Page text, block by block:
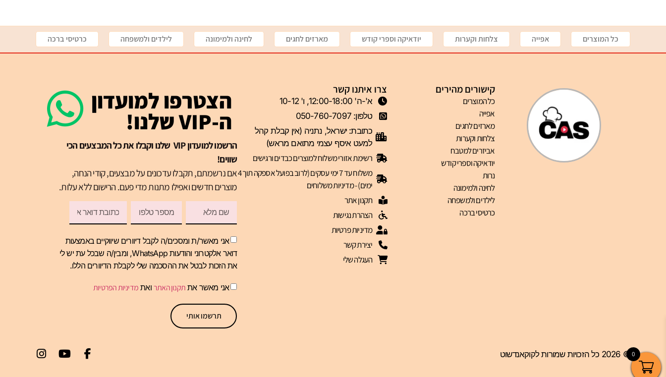
0
כל המוצרים אפייה צלחות וקערות יודאיקה וספרי קודש מארזים לחגים לחינה ולמימונה לילדים ולמשפחה כרטיסי ברכה
קישורים מהירים
כל המוצרים
אפייה
מארזים לחגים
צלחות וקערות
אביזרים למטבח
יודאיקה וספרי קודש
נרות
לחינה ולמימונה
לילדים ולמשפחה
כרטיסי ברכה
צרו איתנו קשר
א'-ה' 12:00-18:00, ו' 10-12
טלפון: 050-760-7097
כתובת: ישראל, נתניה (אין קבלת קהל
למעט איסף עצמי מתואם מראש)
רשימת אזורי משלוח למוצרים כבדים ורגישים
משלוח עד 7 ימי עסקים (לרוב בפועל אספקה תוך 4
ימים) - מדיניות משלוחים
תקנון אתר
הצהרת נגישות
מדיניות פרטיות
יצירת קשר
העגלה שלי
הצטרפו למועדון
ה-VIP שלנו!
הרשמו למועדון VIP שלנו וקבלו את כל המבצעים הכי
שווים!
אם נרשמתם, תקבלו עדכונים על מבצעים, קודי הנחה,
מוצרים חדשים ואפילו מתנות מדי פעם. הרישום ללא עלות.
אני מאשר/ת ומסכים/ה לקבל דיוורים שיווקיים באמצעות
דואר אלקטרוני והודעות WhatsApp, ומבין/ה שבכל עת יש לי
את הזכות לבטל את ההסכמה שלי לקבלת הדיוורים הללו.
אני מאשר את תקנון האתרואת מדיניות הפרטיות
תרשמו אותי
© 2026 כל הזכויות שמורות לקוקאנדשוט